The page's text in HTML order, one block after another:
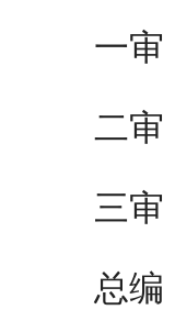
一审
二审
三审
总编